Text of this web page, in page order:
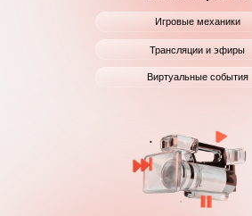
Игровые механики
Трансляции и эфиры
Виртуальные события